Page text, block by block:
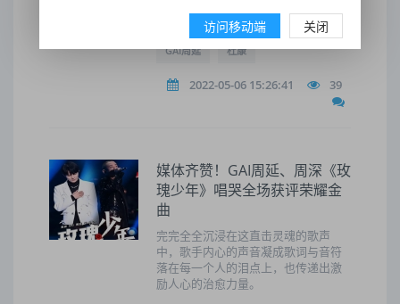
GAI周延 杜康
2022-05-06 15:26:41 39
媒体齐赞！GAI周延、周深《玫
瑰少年》唱哭全场获评荣耀金
曲
完完全全沉浸在这直击灵魂的歌声
中，歌手内心的声音凝成歌词与音符
落在每一个人的泪点上，也传递出激
励人心的治愈力量。
访问移动端 关闭